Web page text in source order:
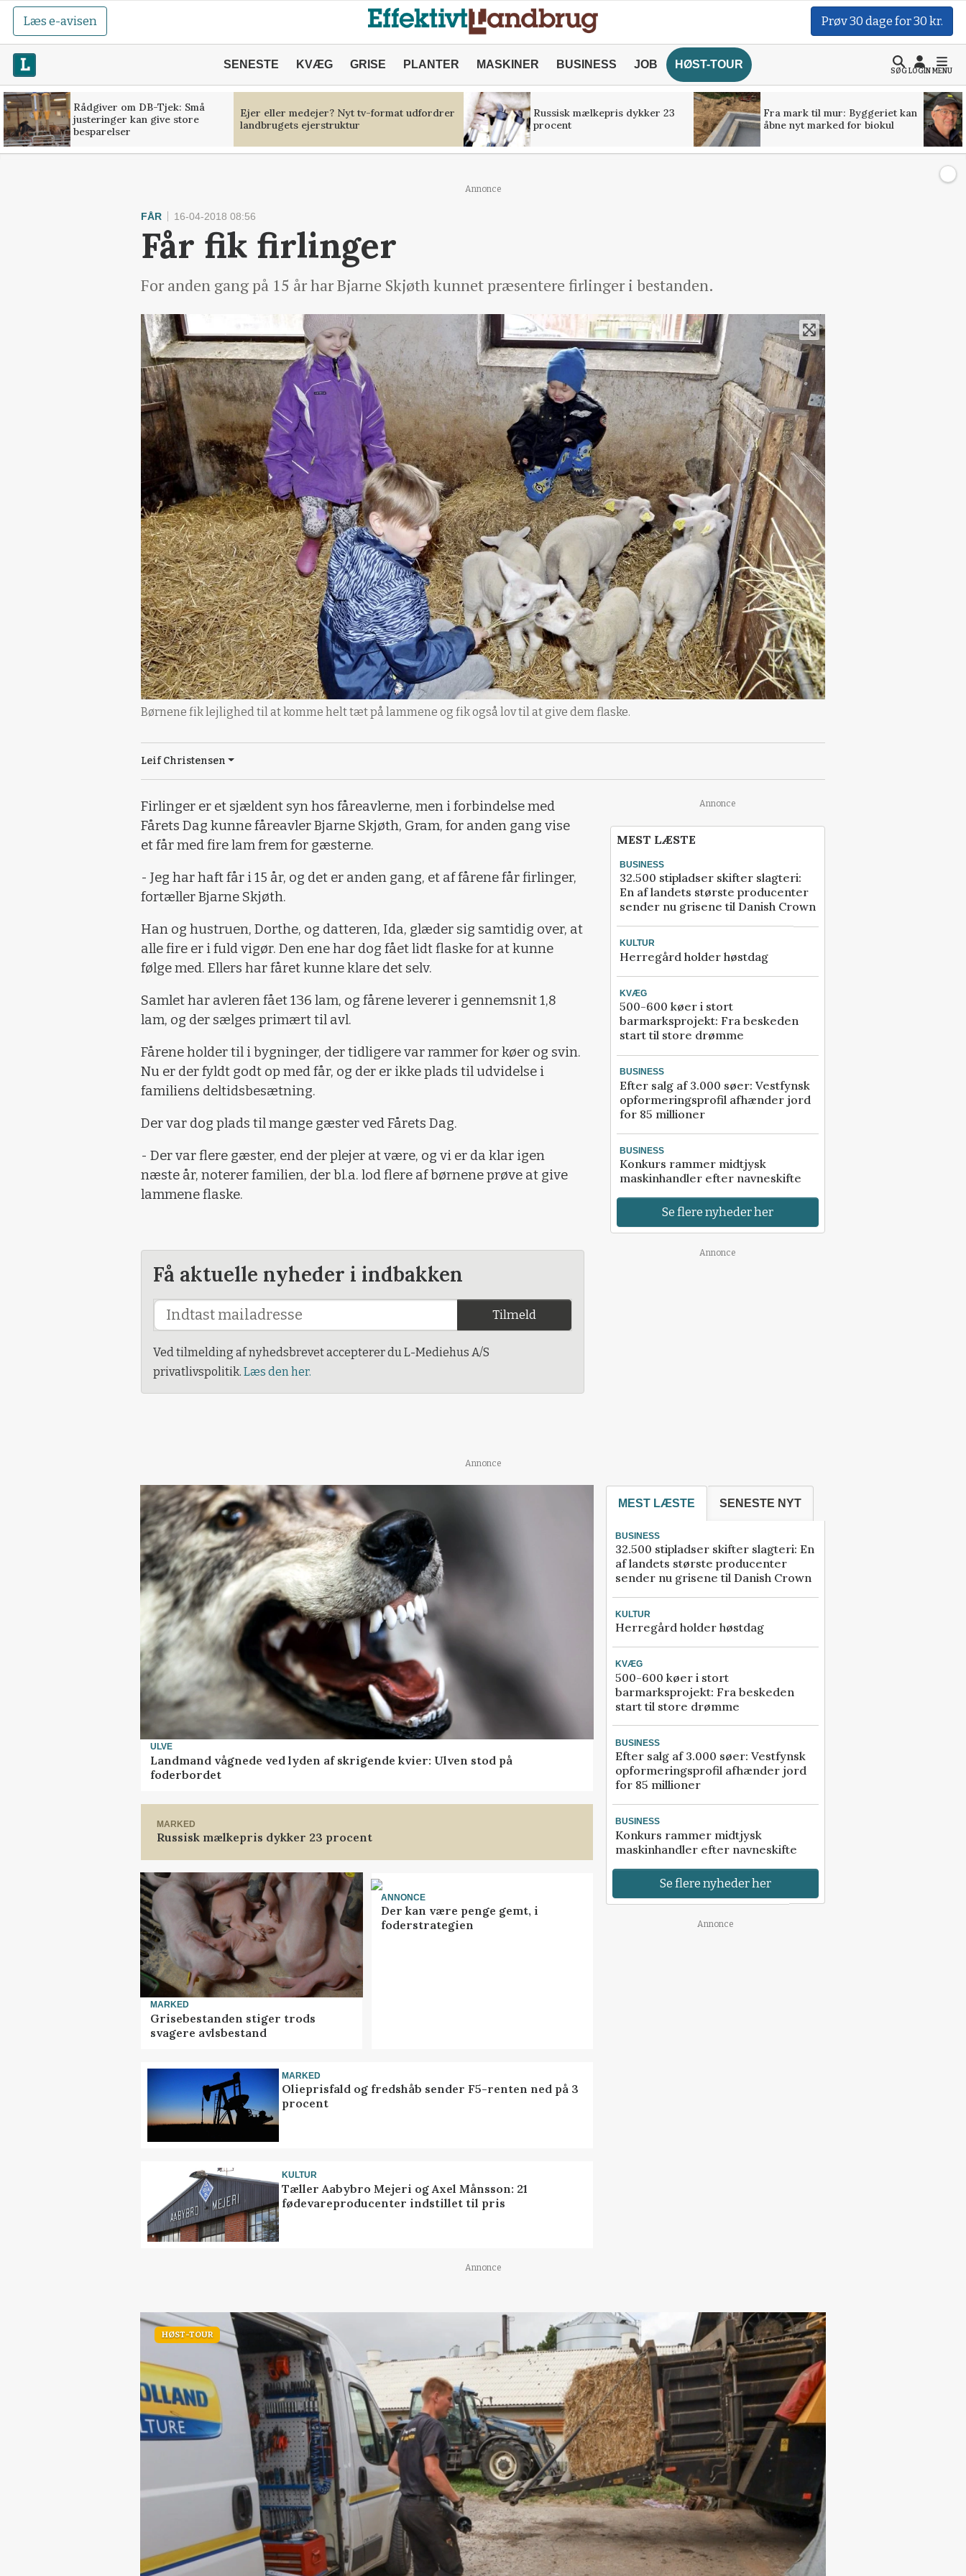
Læs e-avisen Prøv 30 dage for 30 kr.
SENESTE KVÆG GRISE PLANTER MASKINER BUSINESS JOB HØST-TOUR
SØGLOGINMENU
Rådgiver om DB-Tjek: Små
justeringer kan give store
besparelser
Ejer eller medejer? Nyt tv-format udfordrer
landbrugets ejerstruktur
Russisk mælkepris dykker 23
procent
Fra mark til mur: Byggeriet kan
åbne nyt marked for biokul
Annonce
FÅR 16-04-2018 08:56
Får fik firlinger
For anden gang på 15 år har Bjarne Skjøth kunnet præsentere firlinger i bestanden.
Børnene fik lejlighed til at komme helt tæt på lammene og fik også lov til at give dem flaske.
Leif Christensen
Firlinger er et sjældent syn hos fåreavlerne, men i forbindelse med
Fårets Dag kunne fåreavler Bjarne Skjøth, Gram, for anden gang vise
et får med fire lam frem for gæsterne.
- Jeg har haft får i 15 år, og det er anden gang, et af fårene får firlinger,
fortæller Bjarne Skjøth.
Han og hustruen, Dorthe, og datteren, Ida, glæder sig samtidig over, at
alle fire er i fuld vigør. Den ene har dog fået lidt flaske for at kunne
følge med. Ellers har fåret kunne klare det selv.
Samlet har avleren fået 136 lam, og fårene leverer i gennemsnit 1,8
lam, og der sælges primært til avl.
Fårene holder til i bygninger, der tidligere var rammer for køer og svin.
Nu er der fyldt godt op med får, og der er ikke plads til udvidelse i
familiens deltidsbesætning.
Der var dog plads til mange gæster ved Fårets Dag.
- Der var flere gæster, end der plejer at være, og vi er da klar igen
næste år, noterer familien, der bl.a. lod flere af børnene prøve at give
lammene flaske.
Få aktuelle nyheder i indbakken
Tilmeld
Ved tilmelding af nyhedsbrevet accepterer du L-Mediehus A/S
privatlivspolitik. Læs den her.
Annonce
MEST LÆSTE
BUSINESS
32.500 stipladser skifter slagteri:
En af landets største producenter
sender nu grisene til Danish Crown
KULTUR
Herregård holder høstdag
KVÆG
500-600 køer i stort
barmarksprojekt: Fra beskeden
start til store drømme
BUSINESS
Efter salg af 3.000 søer: Vestfynsk
opformeringsprofil afhænder jord
for 85 millioner
BUSINESS
Konkurs rammer midtjysk
maskinhandler efter navneskifte
Se flere nyheder her
Annonce
Annonce
ULVE
Landmand vågnede ved lyden af skrigende kvier: Ulven stod på
foderbordet
MARKED
Russisk mælkepris dykker 23 procent
MARKED
Grisebestanden stiger trods
svagere avlsbestand
ANNONCE
Der kan være penge gemt, i
foderstrategien
MARKED
Olieprisfald og fredshåb sender F5-renten ned på 3
procent
KULTUR
Tæller Aabybro Mejeri og Axel Månsson: 21
fødevareproducenter indstillet til pris
MEST LÆSTE SENESTE NYT
BUSINESS
32.500 stipladser skifter slagteri: En
af landets største producenter
sender nu grisene til Danish Crown
KULTUR
Herregård holder høstdag
KVÆG
500-600 køer i stort
barmarksprojekt: Fra beskeden
start til store drømme
BUSINESS
Efter salg af 3.000 søer: Vestfynsk
opformeringsprofil afhænder jord
for 85 millioner
BUSINESS
Konkurs rammer midtjysk
maskinhandler efter navneskifte
Se flere nyheder her
Annonce
Annonce
HØST-TOUR